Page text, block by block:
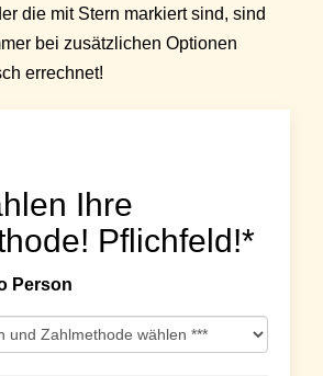
die mit Stern markiert sind, sind
bei zusätzlichen Optionen
errechnet!
Ihre
Pflichfeld!*
Person